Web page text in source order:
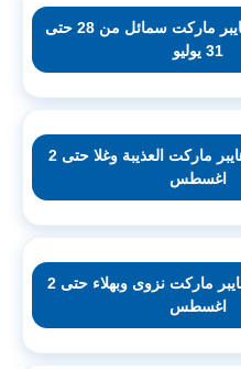
عروض الكرامة هايبر ماركت سمائل من 28 حتى
31 يوليو
عروض الكرامة هايبر ماركت العذيبة وغلا حتى 2
اغسطس
عروض الكرامة هايبر ماركت نزوى وبهلاء حتى 2
اغسطس